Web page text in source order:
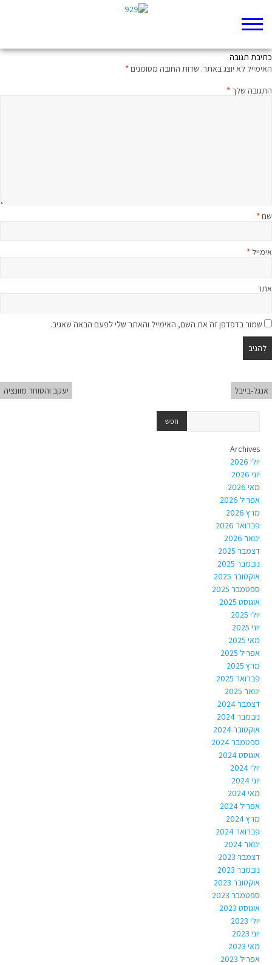
כתיבת תגובה
האימייל לא יוצג באתר. שדות החובה מסומנים*
התגובה שלך*
שם*
אימייל *
אתר
שמור בדפדפן זה את השם, האימייל והאתר שלי לפעם הבאה שאגיב.
אנגל-בייבל יעקב והסוחר מוונציה
Archives
יולי 2026
יוני 2026
מאי 2026
אפריל 2026
מרץ 2026
פברואר 2026
ינואר 2026
דצמבר 2025
נובמבר 2025
אוקטובר 2025
ספטמבר 2025
אוגוסט 2025
יולי 2025
יוני 2025
מאי 2025
אפריל 2025
מרץ 2025
פברואר 2025
ינואר 2025
דצמבר 2024
נובמבר 2024
אוקטובר 2024
ספטמבר 2024
אוגוסט 2024
יולי 2024
יוני 2024
מאי 2024
אפריל 2024
מרץ 2024
פברואר 2024
ינואר 2024
דצמבר 2023
נובמבר 2023
אוקטובר 2023
ספטמבר 2023
אוגוסט 2023
יולי 2023
יוני 2023
מאי 2023
אפריל 2023